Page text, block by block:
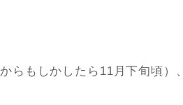
らもしかしたら11月下旬頃）、